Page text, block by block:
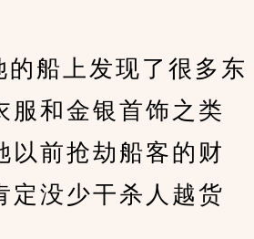
上发现了很多东
服和金银首饰之类
以前抢劫船客的财
定没少干杀人越货